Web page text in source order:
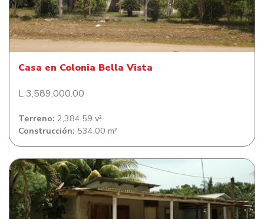
Casa en Colonia Bella Vista
Casa en Colonia Bella Vista
L 3,589,000.00
Terreno: 2,384.59 v²
Construcción: 534.00 m²